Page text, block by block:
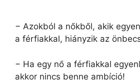
− Azokból a nőkből, akik
a férfiakkal, hiányzik az
− Ha egy nő a férfiakkal
akkor nincs benne ambíció!